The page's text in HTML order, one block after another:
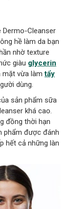
Dermo-Cleanser
hề làm da bạn
nhờ texture
giàu glycerin
mặt vừa làmtẩy
dùng.
sản phẩm sữa
khá cao.
đồng thời hạn
phẩm được đánh
hết cả những làn